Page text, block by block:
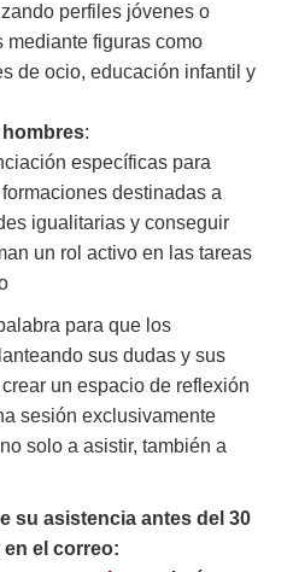
perfiles jóvenes o
figuras como
de ocio, educación infantil y
:
específicas para
destinadas a
igualitarias y conseguir
un rol activo en las tareas
para que los
sus dudas y sus
un espacio de reflexión
sesión exclusivamente
solo a asistir, también a
su asistencia antes del 30
el correo: